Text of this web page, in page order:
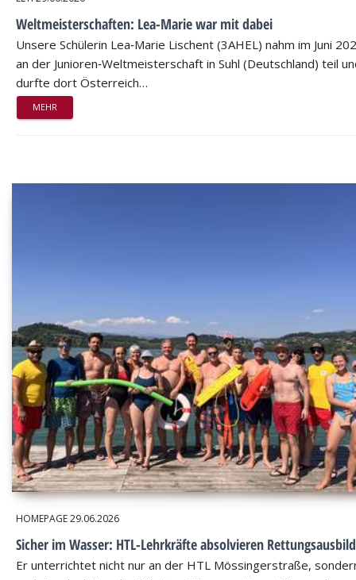
Weltmeisterschaften: Lea-Marie war mit dabei
Unsere Schülerin Lea‑Marie Lischent (3AHEL) nahm im Juni
an der Junioren‑Weltmeisterschaft in Suhl (Deutschland) teil
durfte dort Österreich…
MEHR
HOMEPAGE29.06.2026
Sicher im Wasser: HTL-Lehrkräfte absolvieren
Er unterrichtet nicht nur an der HTL Mössingerstraße,